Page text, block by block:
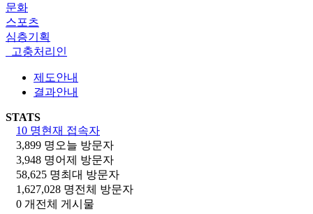
문화
스포츠
심층기획
고충처리인
제도안내
결과안내
STATS
10 명현재 접속자
3,899 명 오늘 방문자
3,948 명어제 방문자
58,625 명최대 방문자
1,627,028 명전체 방문자
0 개 전체 게시물